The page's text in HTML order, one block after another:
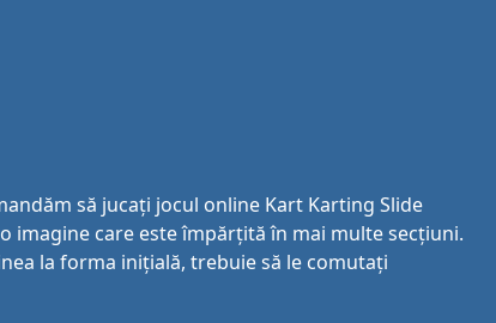
să jucați jocul online Kart Karting Slide
imagine care este împărțită în mai multe secțiuni.
la forma inițială, trebuie să le comutați